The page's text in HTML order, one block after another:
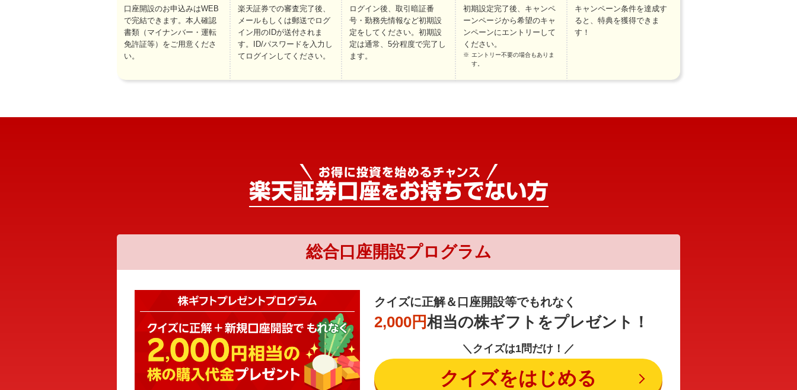
口座開設のお申込みはWEB
で完結できます。本人確認
書類（マイナンバー・運転
免許証等）をご用意くださ
い。
楽天証券での審査完了後、
メールもしくは郵送でログ
イン用のIDが送付されま
す。ID/パスワードを入力し
てログインしてください。
ログイン後、取引暗証番
号・勤務先情報など初期設
定をしてください。初期設
定は通常、5分程度で完了し
ます。
初期設定完了後、キャンペ
ーンページから希望のキャ
ンペーンにエントリーして
ください。
エントリー不要の場合もありま
す。
キャンペーン条件を達成す
ると、特典を獲得できま
す！
総合口座開設プログラム
クイズに正解＆口座開設等でもれなく
2,000円相当の株ギフトをプレゼント！
＼クイズは1問だけ！／
クイズをはじめる